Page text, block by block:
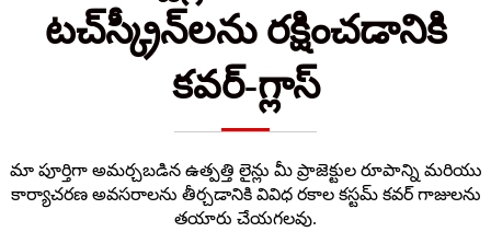
టచ్‌స్క్రీన్‌లను రక్షించడానికి
కవర్-గ్లాస్
మా పూర్తిగా అమర్చబడిన ఉత్పత్తి లైన్లు మీ ప్రాజెక్టుల రూపాన్ని మరియు
కార్యాచరణ అవసరాలను తీర్చడానికి వివిధ రకాల కస్టమ్ కవర్ గాజులను
తయారు చేయగలవు.